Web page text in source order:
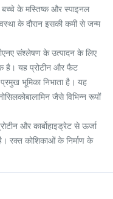
के मस्तिष्क और स्पाइनल
के दौरान इसकी कमी से जन्म
संश्लेषण के उत्पादन के लिए
है। यह प्रोटीन और फैट
प्रमुख भूमिका निभाता है। यह
जैसे विभिन्न रूपों
और कार्बोहाइड्रेट से ऊर्जा
रक्त कोशिकाओं के निर्माण के